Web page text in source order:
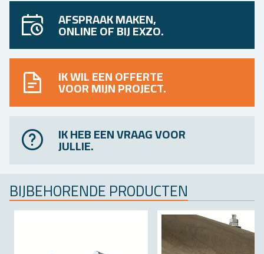
AFSPRAAK MAKEN,
ONLINE OF BIJ EXZO.
IK WIL EEN OFFERTE
VOOR MIJN PROJECT.
IK HEB EEN VRAAG VOOR
JULLIE.
BIJ­BE­HO­REN­DE PRO­DUC­TEN